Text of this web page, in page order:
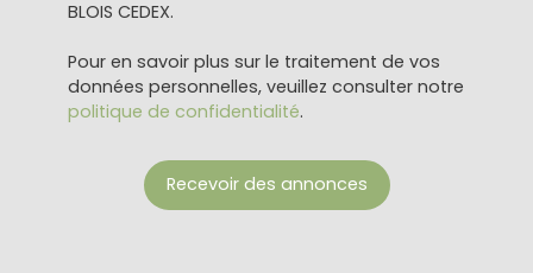
BLOIS CEDEX.
Pour en savoir plus sur le traitement de vos
données personnelles, veuillez consulter notre
politique de confidentialité.
Recevoir des annonces